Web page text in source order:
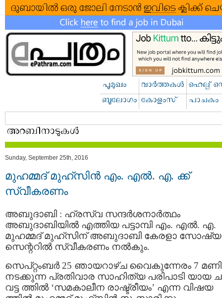
Sunday, September 25th, 2016
മുഹമ്മദ് മുഹ്‌സിന്‍ എം. എല്‍. എ. ക്ക്
സ്വീകരണം
അബുദാബി : ഹ്രസ്വ സന്ദര്‍ശനാര്‍ത്ഥം
അബുദാബിയില്‍ എത്തിയ പട്ടാമ്പി എം. എല്‍. എ.
മുഹമ്മദ് മുഹ്‌സിന് അബുദാബി കേരളാ
സെന്ററില്‍ സ്വീകരണം നല്‍കും.
സെപ്റ്റംബർ 25 ഞായറാഴ്ച വൈകുന്നേരം 7
നടക്കുന്ന പ്രതിവാര സാഹിത്യ പരിപാടി യായ
വട്ട ത്തില്‍ ‘സമകാലീന രാഷ്ട്രീയം’ എന്ന വിഷയ